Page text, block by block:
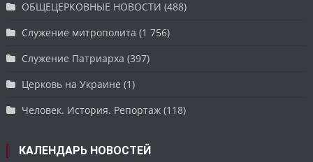
ОБЩЕЦЕРКОВНЫЕ НОВОСТИ (488)
Служение митрополита (1 756)
Служение Патриарха (397)
Церковь на Украине (1)
Человек. История. Репортаж (118)
КАЛЕНДАРЬ НОВОСТЕЙ